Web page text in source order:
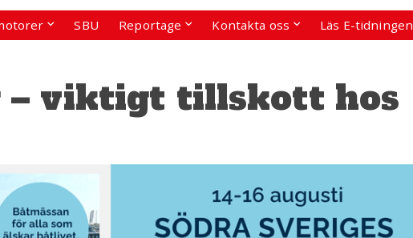
SBU Reportage Kontakta oss Läs E-tidningen
– viktigt tillskott hos